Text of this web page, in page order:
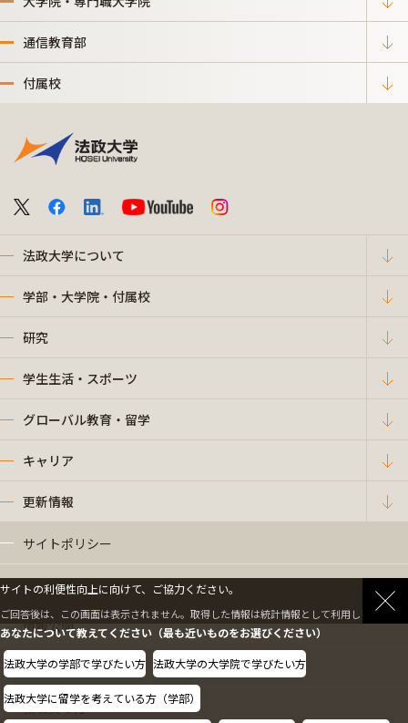
通信教育部
付属校
法政大学について
学部・大学院・付属校
研究
学生生活・スポーツ
グローバル教育・留学
キャリア
更新情報
サイトポリシー
プライバシーポリシー
情報公開
採用情報
教職員の方へ
サイトの利便性向上に向けて、ご協力ください。
ご回答後は、この画面は表示されません。取得した情報は統計情報として利用します。
あなたについて教えてください（最も近いものをお選びください）
法政大学の学部で学びたい方 法政大学の大学院で学びたい方
法政大学に留学を考えている方（学部）